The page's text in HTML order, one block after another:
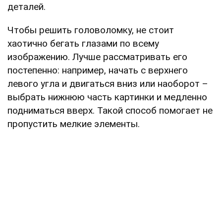
деталей.
Чтобы решить головоломку, не стоит
хаотично бегать глазами по всему
изображению. Лучше рассматривать его
постепенно: например, начать с верхнего
левого угла и двигаться вниз или наоборот –
выбрать нижнюю часть картинки и медленно
подниматься вверх. Такой способ помогает не
пропустить мелкие элементы.